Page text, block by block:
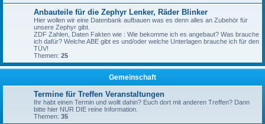
Anbauteile für die Zephyr Lenker, Räder Blinker
Hier wollen wir eine Datenbank aufbauen was es denn alles an Zubehör für
unsere Zephyr gibt.
ZDF Zahlen, Daten Fakten wie : Wie bekomme ich es angebaut? Was brauche
ich dafür? Welche ABE gibt es und/oder welche Unterlagen brauche ich für den
TÜV!
Themen: 25
Gemeinschaft
Termine für Treffen Veranstaltungen
Ihr habt einen Termin und wollt dahin? Euch dort mit anderen Treffen? Dann
bitte hier NUR DIE reine Information.
Themen: 35